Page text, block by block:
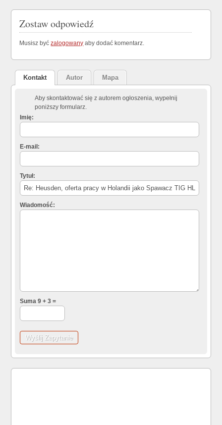
Zostaw odpowiedź
Musisz byćzalogowany aby dodać komentarz.
Kontakt Autor Mapa
Aby skontaktować się z autorem ogłoszenia, wypełnij
poniższy formularz.
Imię:
E-mail:
Tytuł:
Wiadomość:
Suma 9 + 3 =